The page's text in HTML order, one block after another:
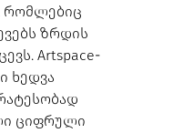
რომლებიც
ზრდის
Artspace-
ხედვა
ციფრული